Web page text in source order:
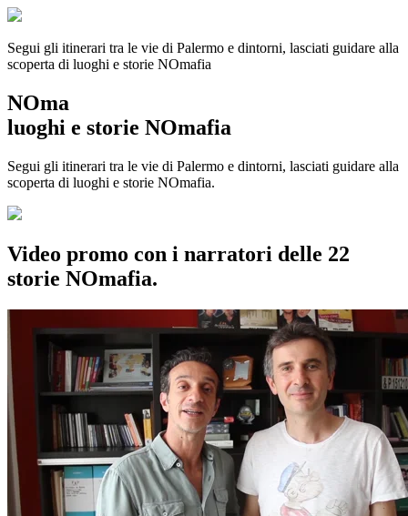
Segui gli itinerari tra le vie di Palermo e dintorni, lasciati guidare alla
scoperta di luoghi e storie NOmafia
NOma
luoghi e storie NOmafia
Segui gli itinerari tra le vie di Palermo e dintorni, lasciati guidare alla
scoperta di luoghi e storie NOmafia.
Video promo con i narratori delle 22
storie NOmafia.